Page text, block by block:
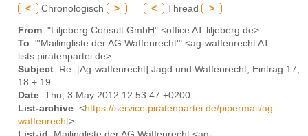
< Chronologisch > < Thread >
From: "Liljeberg Consult GmbH" <office AT liljeberg.de>
To: "'Mailingliste der AG Waffenrecht'" <ag-waffenrecht AT
lists.piratenpartei.de>
Subject: Re: [Ag-waffenrecht] Jagd und Waffenrecht, Eintrag 17,
18 + 19
Date: Thu, 3 May 2012 12:53:47 +0200
List-archive: <https://service.piratenpartei.de/pipermail/ag-
waffenrecht>